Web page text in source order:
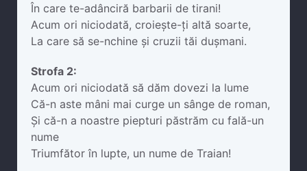
În care te-adânciră barbarii de tirani!
Acum ori niciodată, croiește-ți altă soarte,
La care să se-nchine și cruzii tăi dușmani.
Strofa 2:
Acum ori niciodată să dăm dovezi la lume
Că-n aste mâni mai curge un sânge de roman,
Și că-n a noastre piepturi păstrăm cu fală-un
nume
Triumfător în lupte, un nume de Traian!